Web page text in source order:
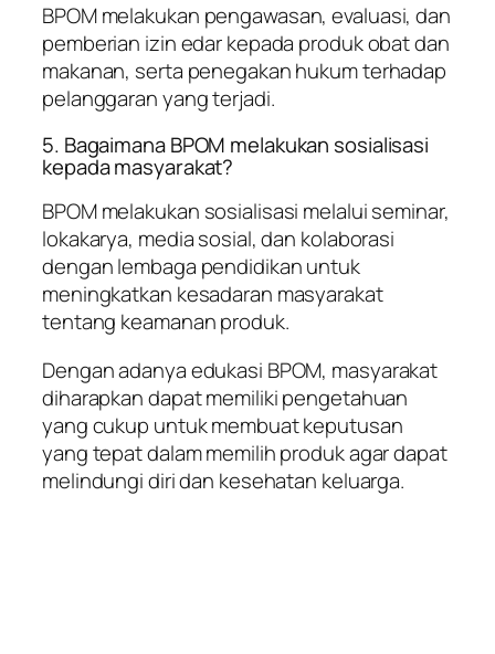
BPOM melakukan pengawasan, evaluasi, dan
pemberian izin edar kepada produk obat dan
makanan, serta penegakan hukum terhadap
pelanggaran yang terjadi.
5. Bagaimana BPOM melakukan sosialisasi
kepada masyarakat?
BPOM melakukan sosialisasi melalui seminar,
lokakarya, media sosial, dan kolaborasi
dengan lembaga pendidikan untuk
meningkatkan kesadaran masyarakat
tentang keamanan produk.
Dengan adanya edukasi BPOM, masyarakat
diharapkan dapat memiliki pengetahuan
yang cukup untuk membuat keputusan
yang tepat dalam memilih produk agar dapat
melindungi diri dan kesehatan keluarga.